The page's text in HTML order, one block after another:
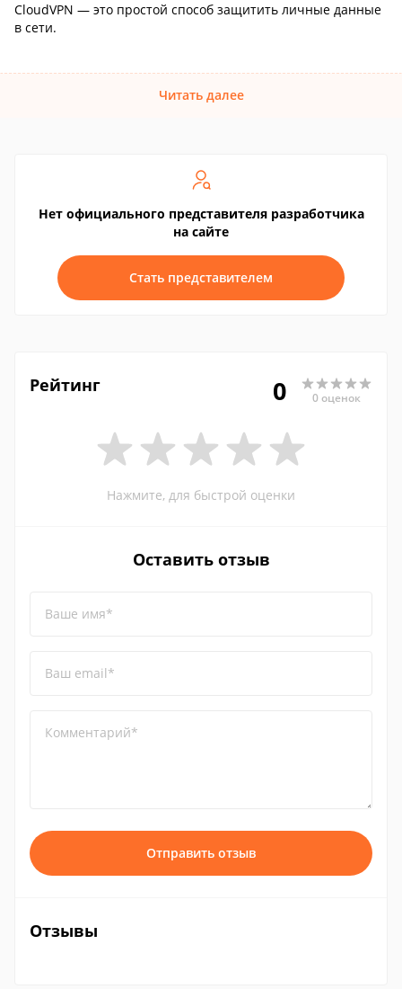
CloudVPN — это простой способ защитить личные данные
в сети.
Читать далее
Нет официального представителя разработчика
на сайте
Стать представителем
Рейтинг 0 0 оценок
Нажмите, для быстрой оценки
Оставить отзыв
Ваше имя*
Ваш email*
Комментарий*
Отправить отзыв
Отзывы